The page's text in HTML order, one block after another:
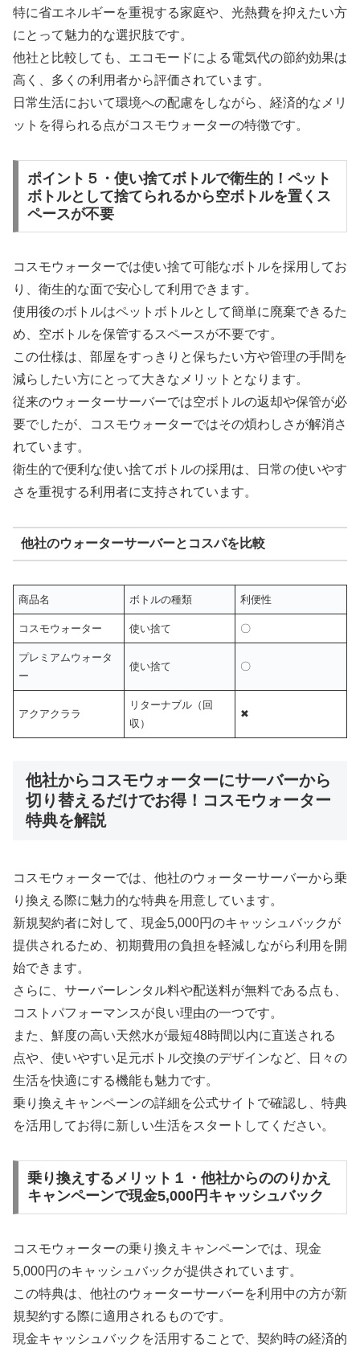
特に省エネルギーを重視する家庭や、光熱費を抑えたい方
にとって魅力的な選択肢です。
他社と比較しても、エコモードによる電気代の節約効果は
高く、多くの利用者から評価されています。
日常生活において環境への配慮をしながら、経済的なメリ
ットを得られる点がコスモウォーターの特徴です。
ポイント５・使い捨てボトルで衛生的！ペット
ボトルとして捨てられるから空ボトルを置くス
ペースが不要
コスモウォーターでは使い捨て可能なボトルを採用してお
り、衛生的な面で安心して利用できます。
使用後のボトルはペットボトルとして簡単に廃棄できるた
め、空ボトルを保管するスペースが不要です。
この仕様は、部屋をすっきりと保ちたい方や管理の手間を
減らしたい方にとって大きなメリットとなります。
従来のウォーターサーバーでは空ボトルの返却や保管が必
要でしたが、コスモウォーターではその煩わしさが解消さ
れています。
衛生的で便利な使い捨てボトルの採用は、日常の使いやす
さを重視する利用者に支持されています。
他社のウォーターサーバーとコスパを比較
商品名 ボトルの種類 利便性
コスモウォーター 使い捨て 〇
プレミアムウォータ
ー
使い捨て 〇
アクアクララ
リターナブル（回
収）
✖
他社からコスモウォーターにサーバーから
切り替えるだけでお得！コスモウォーター
特典を解説
コスモウォーターでは、他社のウォーターサーバーから乗
り換える際に魅力的な特典を用意しています。
新規契約者に対して、現金5,000円のキャッシュバックが
提供されるため、初期費用の負担を軽減しながら利用を開
始できます。
さらに、サーバーレンタル料や配送料が無料である点も、
コストパフォーマンスが良い理由の一つです。
また、鮮度の高い天然水が最短48時間以内に直送される
点や、使いやすい足元ボトル交換のデザインなど、日々の
生活を快適にする機能も魅力です。
乗り換えキャンペーンの詳細を公式サイトで確認し、特典
を活用してお得に新しい生活をスタートしてください。
乗り換えするメリット１・他社からののりかえ
キャンペーンで現金5,000円キャッシュバック
コスモウォーターの乗り換えキャンペーンでは、現金
5,000円のキャッシュバックが提供されています。
この特典は、他社のウォーターサーバーを利用中の方が新
規契約する際に適用されるものです。
現金キャッシュバックを活用することで、契約時の経済的